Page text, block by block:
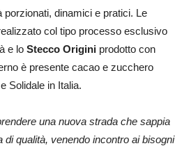
dinamici e pratici. Le
col tipo processo esclusivo
e lo Stecco Origini prodotto con
è presente cacao e zucchero
Solidale in Italia.
una nuova strada che sappia
qualità, venendo incontro ai bisogni